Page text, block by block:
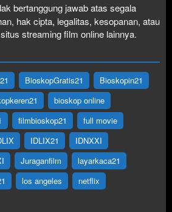
bertanggung jawab atas segala
hak cipta, legalitas, kesopanan, atau
streaming film online lainnya.
BioskopGratis21
Bioskopin21
bioskop online
filmbioskop21
full movie
IDLIX21
IDNXXI
Juraganfilm
layarkaca21
los angeles
netflix